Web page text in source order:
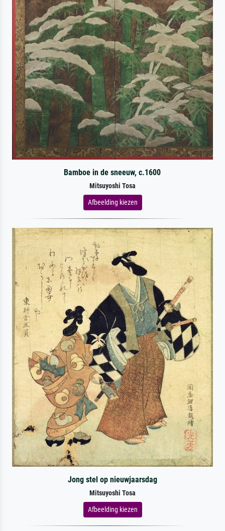
Bamboe in de sneeuw, c.1600
Mitsuyoshi Tosa
Afbeelding kiezen
Jong stel op nieuwjaarsdag
Mitsuyoshi Tosa
Afbeelding kiezen